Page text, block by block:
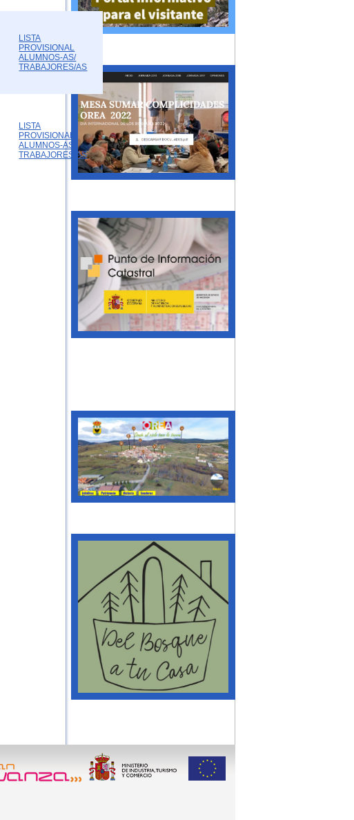
LISTA
PROVISIONAL
ALUMNOS-AS/
TRABAJORES/AS
LISTA
PROVISIONAL
ALUMNOS-AS/
TRABAJORES/AS